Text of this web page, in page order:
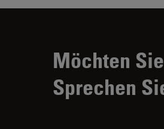
Möchten
Sprechen